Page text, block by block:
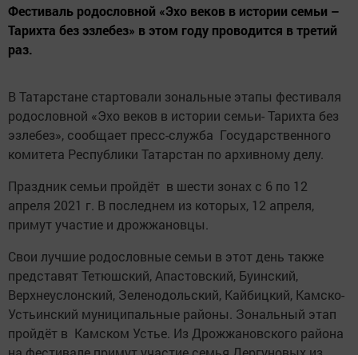
Фестиваль родословной «Эхо веков в истории семьи –
Тарихта без эзлебез» в этом году проводится в третий
раз.
В Татарстане стартовали зональные этапы фестиваля
родословной «Эхо веков в истории семьи- Тарихта без
эзлебез», сообщает пресс-служба Государственного
комитета Республики Татарстан по архивному делу.
Праздник семьи пройдёт в шести зонах с 6 по 12
апреля 2021 г. В последнем из которых, 12 апреля,
примут участие и дрожжановцы.
Свои лучшие родословные семьи в этот день также
представят Тетюшский, Апастовский, Буинский,
Верхнеуслонский, Зеленодольский, Кайбицкий, Камско-
Устьинский муниципальные районы. Зональный этап
пройдёт в Камском Устье. Из Дрожжановского района